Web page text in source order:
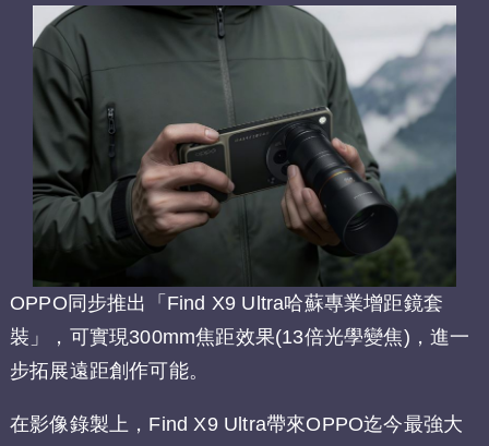
OPPO同步推出「Find X9 Ultra哈蘇專業增距鏡套
裝」，可實現300mm焦距效果(13倍光學變焦)，進一
步拓展遠距創作可能。
在影像錄製上，Find X9 Ultra帶來OPPO迄今最強大